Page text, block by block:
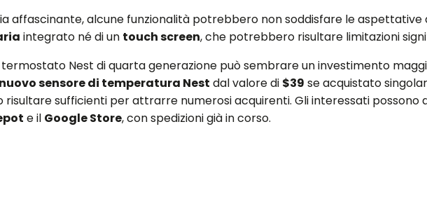
affascinante, alcune funzionalità potrebbero non soddisfare le
integrato né di un touch screen, che potrebbero risultare limitazioni
Nest di quarta generazione può sembrare un investimento
sensore di temperatura Nest dal valore di $39 se acquistato
sufficienti per attrarre numerosi acquirenti. Gli interessati possono
e il Google Store, con spedizioni già in corso.